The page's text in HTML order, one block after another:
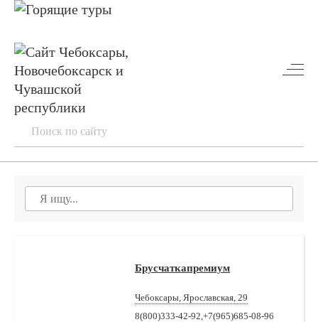
Брусчаткапремиум
Чебоксары, Ярославская, 29
8(800)333-42-92,+7(965)685-08-96